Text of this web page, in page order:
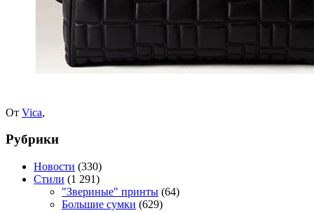
От Vica,
Рубрики
Новости (330)
Стили (1 291)
"Звериные" принты (64)
Большие сумки (629)